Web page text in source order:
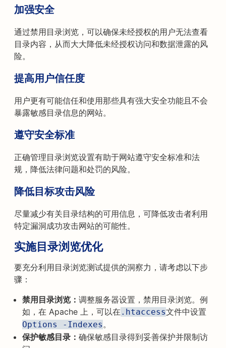
加强安全
通过禁用目录浏览，可以确保未经授权的用户无法查看
目录内容，从而大大降低未经授权访问和数据泄露的风
险。
提高用户信任度
用户更有可能信任和使用那些具有强大安全功能且不会
暴露敏感目录信息的网站。
遵守安全标准
正确管理目录浏览设置有助于网站遵守安全标准和法
规，降低法律问题和处罚的风险。
降低目标攻击风险
尽量减少有关目录结构的可用信息，可降低攻击者利用
特定漏洞成功攻击网站的可能性。
实施目录浏览优化
要充分利用目录浏览测试提供的洞察力，请考虑以下步
骤：
禁用目录浏览： 调整服务器设置，禁用目录浏览。例
如，在 Apache 上，可以在 .htaccess文件中设置
Options -Indexes。
保护敏感目录： 确保敏感目录得到妥善保护并限制访